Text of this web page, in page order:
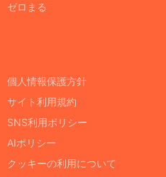
ゼロまる
個人情報保護方針
サイト利用規約
SNS利用ポリシー
AIポリシー
クッキーの利用について